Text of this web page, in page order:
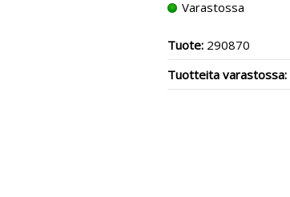
Varastossa
Tuote: 290870
Tuotteita varastossa: